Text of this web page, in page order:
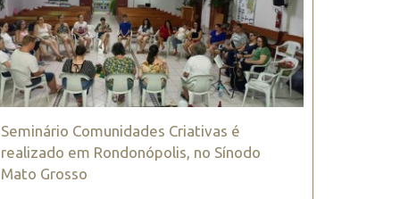
Seminário Comunidades Criativas é
realizado em Rondonópolis, no Sínodo
Mato Grosso